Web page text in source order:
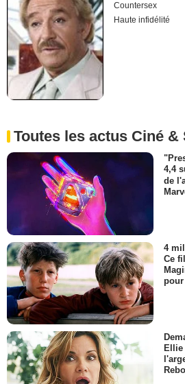
Countersex
Haute infidélité
Toutes les actus Ciné &
4,4
de
4
Ce